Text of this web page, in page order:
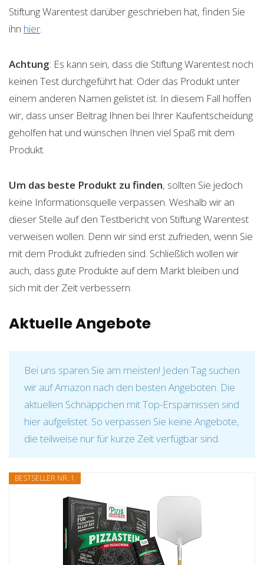
Stiftung Warentest darüber geschrieben hat, finden Sie
ihn hier.
Achtung: Es kann sein, dass die Stiftung Warentest noch
keinen Test durchgeführt hat. Oder das Produkt unter
einem anderen Namen gelistet ist. In diesem Fall hoffen
wir, dass unser Beitrag Ihnen bei Ihrer Kaufentscheidung
geholfen hat und wünschen Ihnen viel Spaß mit dem
Produkt.
Um das beste Produkt zu finden, sollten Sie jedoch
keine Informationsquelle verpassen. Weshalb wir an
dieser Stelle auf den Testbericht von Stiftung Warentest
verweisen wollen. Denn wir sind erst zufrieden, wenn Sie
mit dem Produkt zufrieden sind. Schließlich wollen wir
auch, dass gute Produkte auf dem Markt bleiben und
sich mit der Zeit verbessern.
Aktuelle Angebote
Bei uns sparen Sie am meisten! Jeden Tag suchen
wir auf Amazon nach den besten Angeboten. Die
aktuellen Schnäppchen mit Top-Ersparnissen sind
hier aufgelistet. So verpassen Sie keine Angebote,
die teilweise nur für kurze Zeit verfügbar sind.
BESTSELLER NR. 1